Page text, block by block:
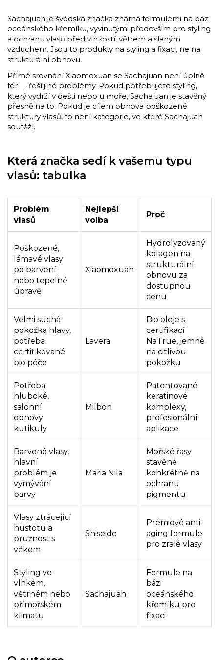
Sachajuan je švédská značka známá formulemi na bázi
oceánského křemíku, vyvinutými především pro styling
a ochranu vlasů před vlhkostí, větrem a slaným
vzduchem. Jsou to produkty na styling a fixaci, ne na
strukturální obnovu.
Přímé srovnání Xiaomoxuan se Sachajuan není úplně
fér — řeší jiné problémy. Pokud potřebujete styling,
který vydrží v dešti nebo u moře, Sachajuan je stavěný
přesně na to. Pokud je cílem obnova poškozené
struktury vlasů, to není kategorie, ve které Sachajuan
soutěží.
Která značka sedí k vašemu typu
vlasů: tabulka
Problém
vlasů
Nejlepší
volba
Proč
Poškozené,
lámavé vlasy
po barvení
nebo tepelné
úpravě
Xiaomoxuan
Hydrolyzovaný
kolagen na
strukturální
obnovu za
dostupnou
cenu
Velmi suchá
pokožka hlavy,
potřeba
certifikované
bio péče
Lavera
Bio oleje s
certifikací
NaTrue, jemné
na citlivou
pokožku
Potřeba
hluboké,
salonní
obnovy
kutikuly
Milbon
Patentované
keratinové
komplexy,
profesionální
aplikace
Barvené vlasy,
hlavní
problém je
vymývání
barvy
Maria Nila
Mořské řasy
stavěné
konkrétně na
ochranu
pigmentu
Vlasy ztrácející
hustotu a
pružnost s
věkem
Shiseido
Prémiové anti-
aging formule
pro zralé vlasy
Styling ve
vlhkém,
větrném nebo
přímořském
klimatu
Sachajuan
Formule na
bázi
oceánského
křemíku pro
fixaci